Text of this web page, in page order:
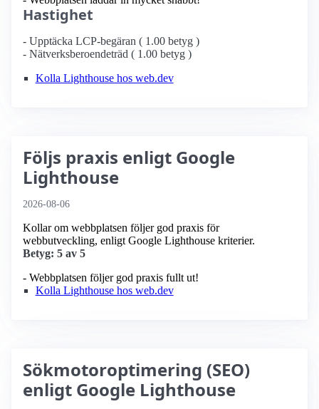
Hastighet
- Upptäcka LCP-begäran ( 1.00 betyg )
- Nätverksberoendeträd ( 1.00 betyg )
Kolla Lighthouse hos web.dev
Följs praxis enligt Google
Lighthouse
2026-08-06
Kollar om webbplatsen följer god praxis för
webbutveckling, enligt Google Lighthouse kriterier.
Betyg: 5 av 5
- Webbplatsen följer god praxis fullt ut!
Kolla Lighthouse hos web.dev
Sökmotoroptimering (SEO)
enligt Google Lighthouse